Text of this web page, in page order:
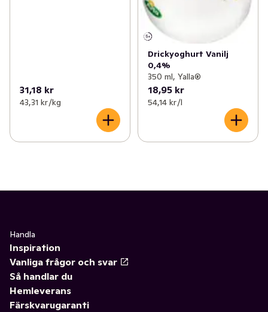
31,18 kr
43,31 kr /kg
Drickyoghurt Vanilj
0,4%
350 ml, Yalla®
18,95 kr
54,14 kr /l
Handla
Inspiration
Vanliga frågor och svar
Så handlar du
Hemleverans
Färskvarugaranti